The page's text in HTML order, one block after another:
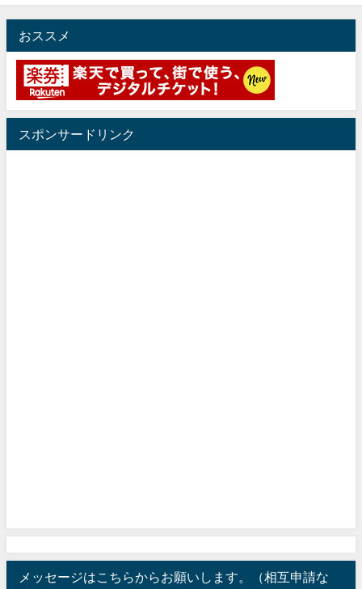
おススメ
スポンサードリンク
メッセージはこちらからお願いします。（相互申請な